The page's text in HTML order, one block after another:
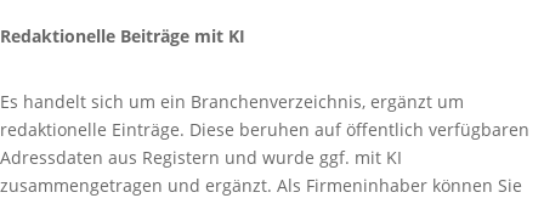
Redaktionelle Beiträge mit KI
Es handelt sich um ein Branchenverzeichnis, ergänzt um
redaktionelle Einträge. Diese beruhen auf öffentlich verfügbaren
Adressdaten aus Registern und wurde ggf. mit KI
zusammengetragen und ergänzt. Als Firmeninhaber können Sie